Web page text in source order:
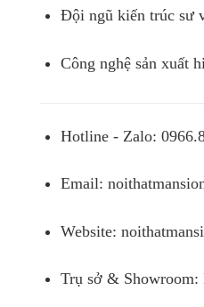
Đội ngũ kiến trúc sư
Công nghệ sản xuất
Hotline - Zalo:
Email:
Website:
Trụ sở &